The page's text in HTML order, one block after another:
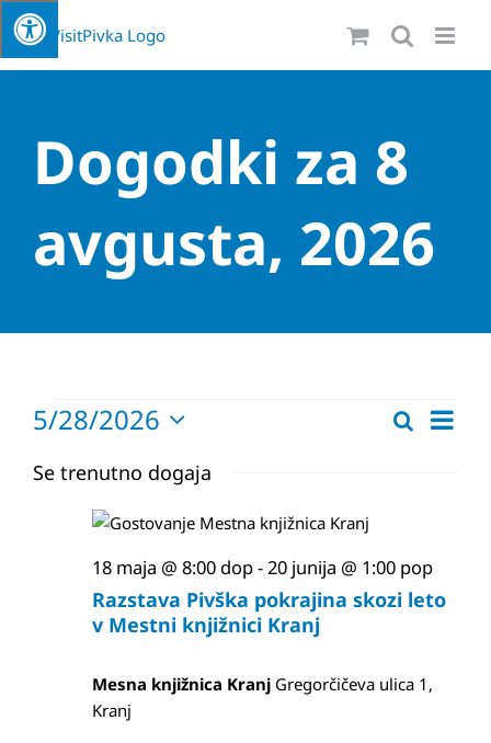
Skip
to
content
Dogodki za 8
avgusta, 2026
Dogodki
for
28
maja,
2026
Dogodki
oglede
Iskanje
Dan
5/28/2026
datum.
Se trenutno dogaja
Razstava Pivška pokrajina skozi leto
v Mestni knjižnici Kranj
18 maja @ 8:00 dop-20 junija @ 1:00 pop
Mesna knjižnica Kranj Gregorčičeva ulica 1,
Kranj